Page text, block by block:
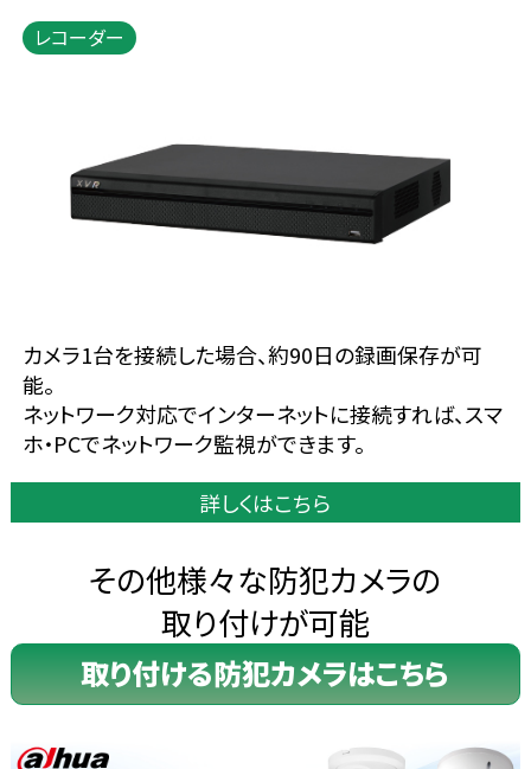
レコーダー
カメラ1台を接続した場合、約90日の録画保存が可
能。
ネットワーク対応でインターネットに接続すれば、スマ
ホ・PCでネットワーク監視ができます。
詳しくはこちら
その他様々な防犯カメラの
取り付けが可能
取り付ける防犯カメラはこちら